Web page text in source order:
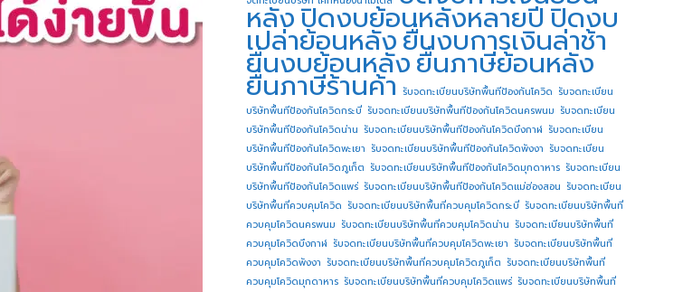
หลังปิดงบย้อนหลังหลายปี ปิดงบ
เปล่าย้อนหลังยื่นงบการเงินล่าช้า
ยื่นงบย้อนหลังยื่นภาษีย้อนหลัง
ยื่นภาษีร้านค้า รับจดทะเบียนบริษัทพื้นทีป้องกันโควิด รับจดทะเบียน
บริษัทพื้นทีป้องกันโควิดกระบี่ รับจดทะเบียนบริษัทพื้นทีป้องกันโควิดนครพนม รับจดทะเบียน
บริษัทพื้นทีป้องกันโควิดน่าน รับจดทะเบียนบริษัทพื้นทีป้องกันโควิดบึงกาฬ รับจดทะเบียน
บริษัทพื้นทีป้องกันโควิดพะเยา รับจดทะเบียนบริษัทพื้นทีป้องกันโควิดพังงา รับจดทะเบียน
บริษัทพื้นทีป้องกันโควิดภูเก็ต รับจดทะเบียนบริษัทพื้นทีป้องกันโควิดมุกดาหาร รับจดทะเบียน
บริษัทพื้นทีป้องกันโควิดแพร่ รับจดทะเบียนบริษัทพื้นทีป้องกันโควิดแม่ฮ่องสอน รับจดทะเบียน
บริษัทพื้นที่ควบคุมโควิด รับจดทะเบียนบริษัทพื้นที่ควบคุมโควิดกระบี่ รับจดทะเบียนบริษัทพื้นที่
ควบคุมโควิดนครพนม รับจดทะเบียนบริษัทพื้นที่ควบคุมโควิดน่าน รับจดทะเบียนบริษัทพื้นที่
ควบคุมโควิดบึงกาฬ รับจดทะเบียนบริษัทพื้นที่ควบคุมโควิดพะเยา รับจดทะเบียนบริษัทพื้นที่
ควบคุมโควิดพังงา รับจดทะเบียนบริษัทพื้นที่ควบคุมโควิดภูเก็ต รับจดทะเบียนบริษัทพื้นที่
ควบคุมโควิดมุกดาหาร รับจดทะเบียนบริษัทพื้นที่ควบคุมโควิดแพร่ รับจดทะเบียนบริษัทพื้นที่